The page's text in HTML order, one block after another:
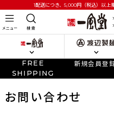
1配送につき、5,000円 （税込）以上
メニュー 検 索
FREE
SHIPPING
新規会員登
お問い合わせ